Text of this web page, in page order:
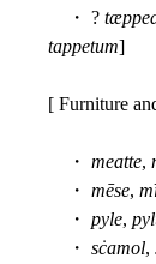
・ ?
tappetum]
[ Furniture
・ meatte,
・ mēse,
・ pyle,
・ sċamol,